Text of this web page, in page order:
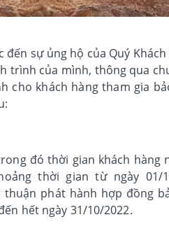
sự ủng hộ của Quý
trình của mình, thông qua
cho khách hàng tham gia
đó thời gian khách hàng
thời gian từ ngày 01/
thuận phát hành hợp đồng
hết ngày 31/10/2022.